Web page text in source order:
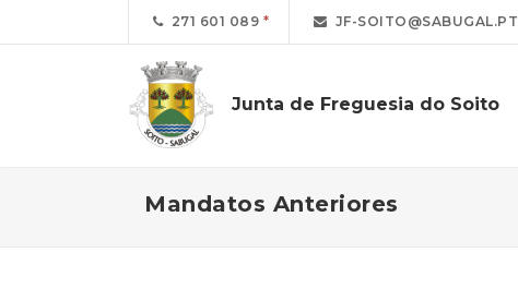
271 601 089 JF-SOITO@SABUGAL.PT
Junta de Freguesia do Soito
Mandatos Anteriores